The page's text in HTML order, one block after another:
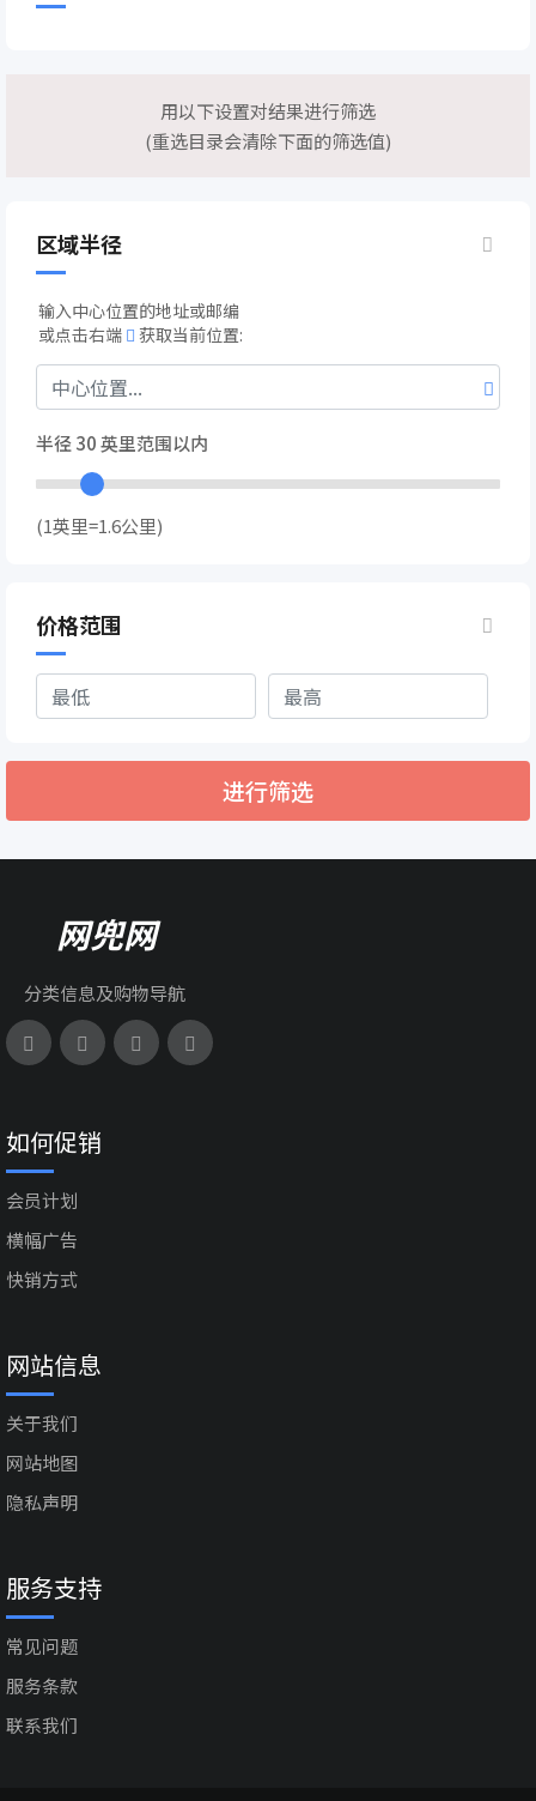
用以下设置对结果进行筛选
(重选目录会清除下面的筛选值)
区域半径
输入中心位置的地址或邮编
或点击右端
获取当前位置:
半径30英里范围以内
(1英里=1.6公里)
价格范围
进行筛选
网兜网
分类信息及购物导航
如何促销
会员计划
横幅广告
快销方式
网站信息
关于我们
网站地图
隐私声明
服务支持
常见问题
服务条款
联系我们